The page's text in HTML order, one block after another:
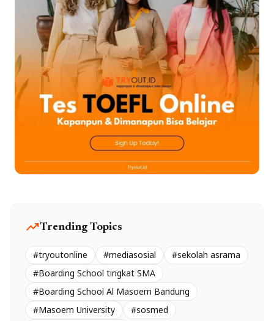
trending_upTrending Topics
#tryoutonline #mediasosial
#sekolah asrama
#Boarding School tingkat SMA
#Boarding School Al Masoem Bandung
#Masoem University
#sosmed